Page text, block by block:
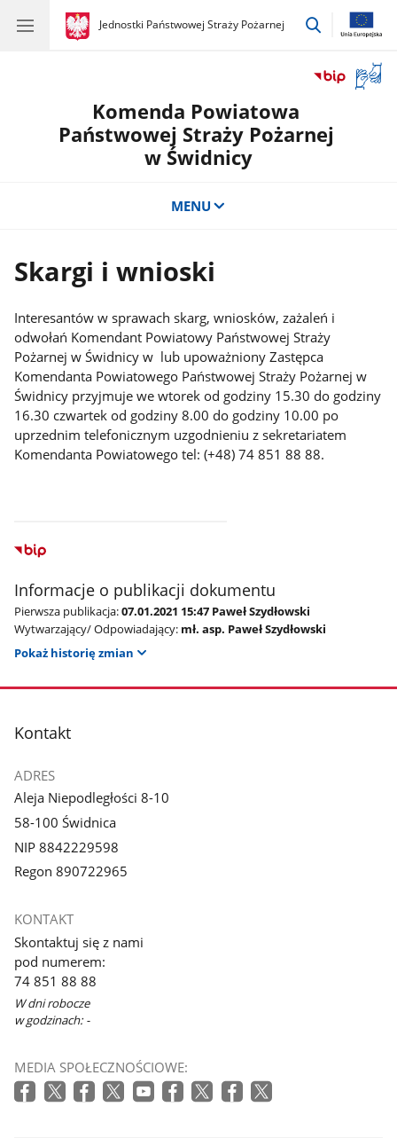
gov.pl
Jednostki Państwowej Straży Pożarnej
gov.pl
Jednostki
przejdź
okno
Komenda Powiatowa
Państwowej Straży Pożarnej
w Świdnicy
MENU
Skargi i wnioski
Interesantów w sprawach skarg, wniosków, zażaleń i
odwołań Komendant Powiatowy Państwowej Straży
Pożarnej w Świdnicy w lub upoważniony Zastępca
Komendanta Powiatowego Państwowej Straży Pożarnej w
Świdnicy przyjmuje we wtorek od godziny 15.30 do godziny
16.30 czwartek od godziny 8.00 do godziny 10.00 po
uprzednim telefonicznym uzgodnieniu z sekretariatem
Komendanta Powiatowego tel: (+48) 74 851 88 88.
Informacje o publikacji dokumentu
Pierwsza publikacja:07.01.2021 15:47 Paweł Szydłowski
Wytwarzający/ Odpowiadający: mł. asp. Paweł Szydłowski
Pokaż historię zmian
stopka
Kontakt
ADRES
Aleja Niepodległości 8-10
58-100 Świdnica
NIP 8842229598
Regon 890722965
KONTAKT
Skontaktuj się z nami
pod numerem:
74 851 88 88
W dni robocze
w godzinach: -
MEDIA SPOŁECZNOŚCIOWE: